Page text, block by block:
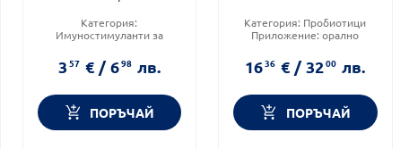
Категория:
Имуностимуланти за
Предназначено за:
възрастни
357 € / 698 лв.
ПОРЪЧАЙ
Категория: Пробиотици
Приложение:орално
1636 € / 3200 лв.
ПОРЪЧАЙ